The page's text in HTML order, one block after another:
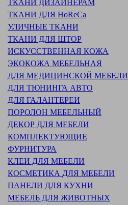
ТКАНИ ДИЗАЙНЕРАМ
ТКАНИ ДЛЯ HoReCa
УЛИЧНЫЕ ТКАНИ
ТКАНИ ДЛЯ ШТОР
ИСКУССТВЕННАЯ КОЖА
ЭКОКОЖА МЕБЕЛЬНАЯ
ДЛЯ МЕДИЦИНСКОЙ МЕБЕЛИ
ДЛЯ ТЮНИНГА АВТО
ДЛЯ ГАЛАНТЕРЕИ
ПОРОЛОН МЕБЕЛЬНЫЙ
ДЕКОР ДЛЯ МЕБЕЛИ
КОМПЛЕКТУЮЩИЕ
ФУРНИТУРА
КЛЕИ ДЛЯ МЕБЕЛИ
КОСМЕТИКА ДЛЯ МЕБЕЛИ
ПАНЕЛИ ДЛЯ КУХНИ
МЕБЕЛЬ ДЛЯ ЖИВОТНЫХ